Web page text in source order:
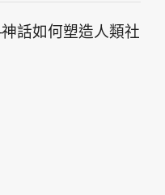
話如何塑造人類社